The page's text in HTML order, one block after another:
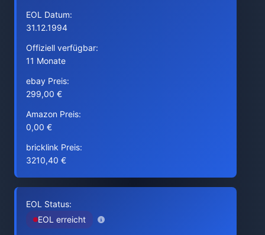
EOL Datum:
31.12.1994
Offiziell verfügbar:
11 Monate
ebay Preis:
299,00 €
Amazon Preis:
0,00 €
bricklink Preis:
3210,40 €
EOL Status:
EOL erreicht